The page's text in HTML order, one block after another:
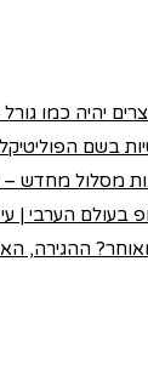
יהיה כמו גורל
בשם
מסלול מחדש –
הערבי |
ההגירה,